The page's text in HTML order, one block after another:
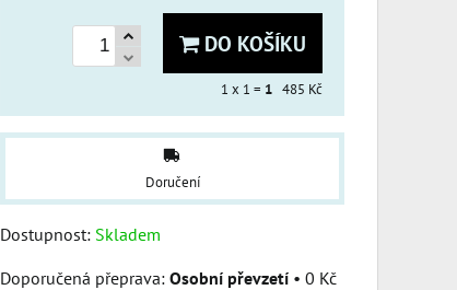
DO KOŠÍKU
1 x 1 = 1 485 Kč
Doručení
Dostupnost: Skladem
Osobní převzetí • 0 Kč